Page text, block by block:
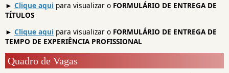
► Clique aqui para visualizar o FORMULÁRIO DE ENTREGA DE
TÍTULOS
► Clique aqui para visualizar o FORMULÁRIO DE ENTREGA DE
TEMPO DE EXPERIÊNCIA PROFISSIONAL
Quadro de Vagas